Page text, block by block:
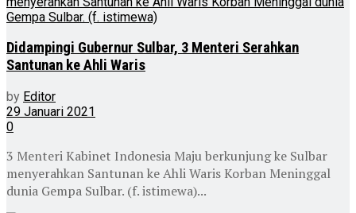
Didampingi Gubernur Sulbar, 3 Menteri Serahkan
Santunan ke Ahli Waris
by Editor
29 Januari 2021
0
3 Menteri Kabinet Indonesia Maju berkunjung ke Sulbar
menyerahkan Santunan ke Ahli Waris Korban Meninggal
dunia Gempa Sulbar. (f. istimewa)...